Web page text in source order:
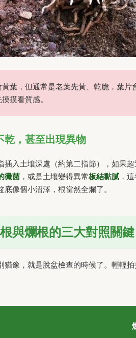
葉，但通常是老葉先黃、乾脆，葉
摸看質感。
乾，甚至出現異物
插入土壤深處（約第二指節），如果
黴菌 ，或是土壤變得異常板結黏膩 ，
像個小沼澤，根當然全爛了。
與爛根的三大對照關鍵
猶豫，就是脫盆檢查的時候了。輕輕